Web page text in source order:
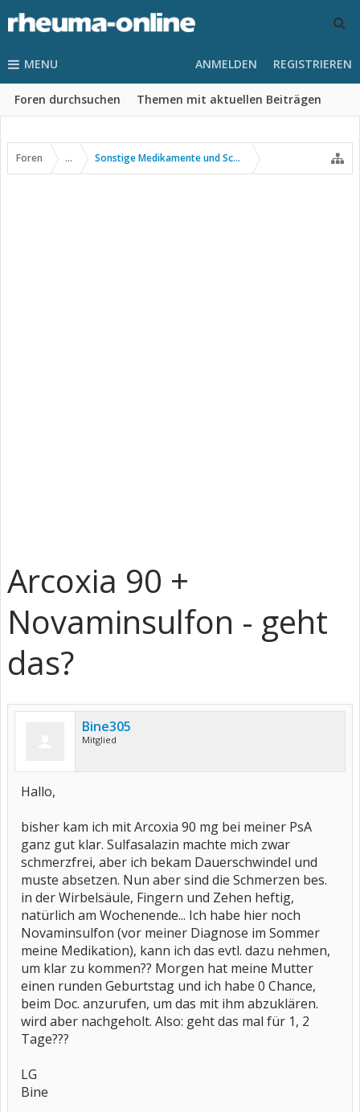
MENU
Foren durchsuchen Themen mit aktuellen Beiträgen
ANMELDEN REGISTRIEREN
Foren ... Sonstige Medikamente und Schmerztherapie
Arcoxia 90 +
Novaminsulfon - geht
das?
Bine305
Mitglied
Hallo,
bisher kam ich mit Arcoxia 90 mg bei meiner PsA
ganz gut klar. Sulfasalazin machte mich zwar
schmerzfrei, aber ich bekam Dauerschwindel und
muste absetzen. Nun aber sind die Schmerzen bes.
in der Wirbelsäule, Fingern und Zehen heftig,
natürlich am Wochenende... Ich habe hier noch
Novaminsulfon (vor meiner Diagnose im Sommer
meine Medikation), kann ich das evtl. dazu nehmen,
um klar zu kommen?? Morgen hat meine Mutter
einen runden Geburtstag und ich habe 0 Chance,
beim Doc. anzurufen, um das mit ihm abzuklären.
wird aber nachgeholt. Also: geht das mal für 1, 2
Tage???
LG
Bine